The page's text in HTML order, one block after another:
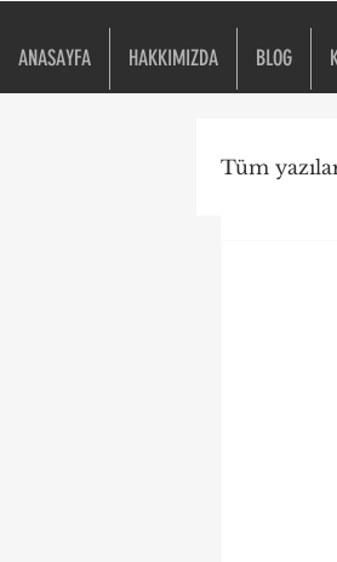
ANASAYFA HAKKIMIZDA BLOG
Tüm